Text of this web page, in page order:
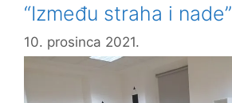
učenike
“Između straha i nade”
10. prosinca 2021.